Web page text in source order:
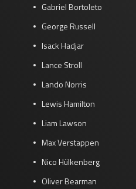
Gabriel Bortoleto
George Russell
Isack Hadjar
Lance Stroll
Lando Norris
Lewis Hamilton
Liam Lawson
Max Verstappen
Nico Hülkenberg
Oliver Bearman